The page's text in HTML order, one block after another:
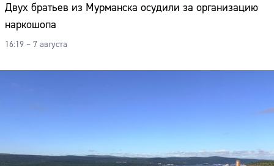
Двух братьев из Мурманска осудили за организацию
наркошопа
16:19 – 7 августа
Сайт: